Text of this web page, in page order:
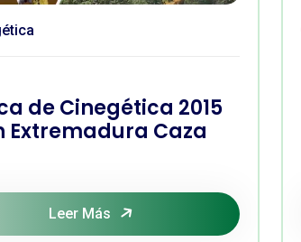
de Cinegética 2015
Extremadura Caza
Leer Más